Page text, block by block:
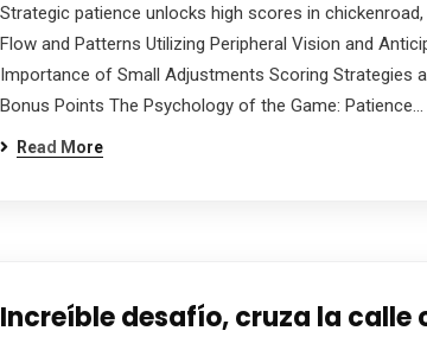
Strategic patience unlocks high scores in
Flow and Patterns Utilizing Peripheral Vision and
Importance of Small Adjustments Scoring Strategies
Bonus Points The Psychology of the Game: Patience…
Read More
Increíble desafío, cruza la